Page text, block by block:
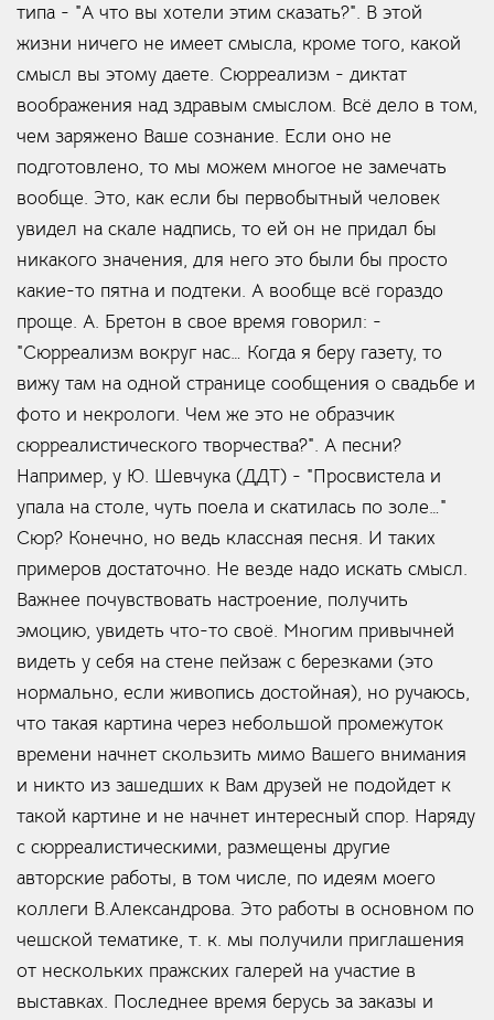
типа - "А что вы хотели этим сказать?". В этой
жизни ничего не имеет смысла, кроме того, какой
смысл вы этому даете. Сюрреализм - диктат
воображения над здравым смыслом. Всё дело в том,
чем заряжено Ваше сознание. Если оно не
подготовлено, то мы можем многое не замечать
вообще. Это, как если бы первобытный человек
увидел на скале надпись, то ей он не придал бы
никакого значения, для него это были бы просто
какие-то пятна и подтеки. А вообще всё гораздо
проще. А. Бретон в свое время говорил: -
"Сюрреализм вокруг нас… Когда я беру газету, то
вижу там на одной странице сообщения о свадьбе и
фото и некрологи. Чем же это не образчик
сюрреалистического творчества?". А песни?
Например, у Ю. Шевчука (ДДТ) - "Просвистела и
упала на столе, чуть поела и скатилась по золе…"
Сюр? Конечно, но ведь классная песня. И таких
примеров достаточно. Не везде надо искать смысл.
Важнее почувствовать настроение, получить
эмоцию, увидеть что-то своё. Многим привычней
видеть у себя на стене пейзаж с березками (это
нормально, если живопись достойная), но ручаюсь,
что такая картина через небольшой промежуток
времени начнет скользить мимо Вашего внимания
и никто из зашедших к Вам друзей не подойдет к
такой картине и не начнет интересный спор. Наряду
с сюрреалистическими, размещены другие
авторские работы, в том числе, по идеям моего
коллеги В.Александрова. Это работы в основном по
чешской тематике, т. к. мы получили приглашения
от нескольких пражских галерей на участие в
выставках. Последнее время берусь за заказы и